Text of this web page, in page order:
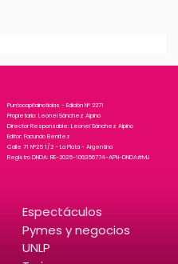
Puntocapitalnoticias - Edición N° 2271
Propietario: Leonel Sánchez Alpino
Director Responsable: Leonel Sánchez Alpino
Editor: Facundo Benitez
Calle 71 N°25 1/2 - La Plata - Argentina
Registro DNDA: RE-2025-106356774-APN-DNDA#MJ
Espectáculos
Pymes y negocios
UNLP